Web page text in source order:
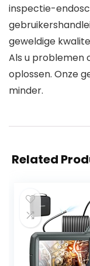
inspectie-
geweldige
Als u problemen
oplossen. Onze
minder.
Related